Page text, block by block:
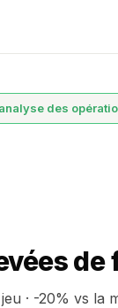
des
de
· -20% vs la